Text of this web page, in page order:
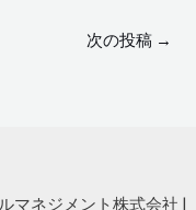
次の投稿 →
マネジメント株式会社 |